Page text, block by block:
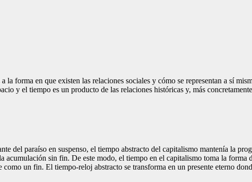
la forma en que existen las relaciones sociales y cómo se representan a sí
y el tiempo es un producto de las relaciones históricas y, más
del paraíso en suspenso, el tiempo abstracto del capitalismo mantenía la
acumulación sin fin. De este modo, el tiempo en el capitalismo toma la
un fin. El tiempo-reloj abstracto se transforma en un presente eterno